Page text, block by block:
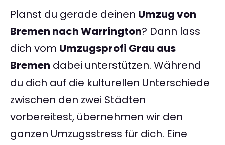
Planst du gerade deinen Umzug von
Bremen nach Warrington? Dann lass
dich vom Umzugsprofi Grau aus
Bremen dabei unterstützen. Während
du dich auf die kulturellen Unterschiede
zwischen den zwei Städten
vorbereitest, übernehmen wir den
ganzen Umzugsstress für dich. Eine